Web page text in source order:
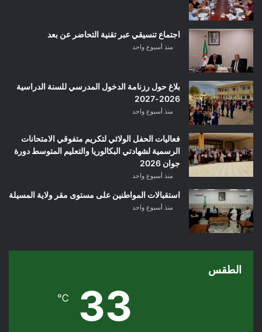
اجتماع تنسيقي عبر تقنية التحاضر عن بعد
منذ أسبوع واحد
بلاغ حول رزنامة الدخول المدرسي للسنة الدراسية
2026-2027
منذ أسبوع واحد
فعاليات الحفل الولائي لتكريم متفوقي الامتحانات
الرسمية لشهادتي البكالوريا والتعليم المتوسط دورة
جوان 2026
منذ أسبوع واحد
استقبالات المواطنين على مستوى مقر ولاية المسيلة
منذ أسبوع واحد
الطقس
33
℃